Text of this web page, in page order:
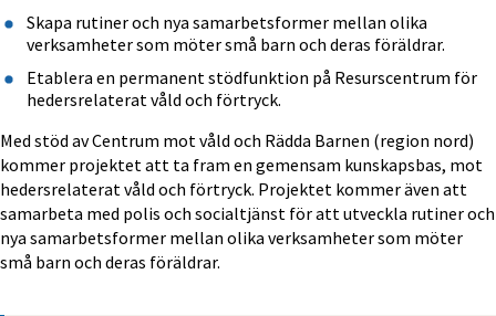
Skapa rutiner och nya samarbetsformer mellan olika
verksamheter som möter små barn och deras föräldrar.
Etablera en permanent stödfunktion på Resurscentrum för
hedersrelaterat våld och förtryck.
Med stöd av Centrum mot våld och Rädda Barnen (region nord)
kommer projektet att ta fram en gemensam kunskapsbas, mot
hedersrelaterat våld och förtryck. Projektet kommer även att
samarbeta med polis och socialtjänst för att utveckla rutiner och
nya samarbetsformer mellan olika verksamheter som möter
små barn och deras föräldrar.